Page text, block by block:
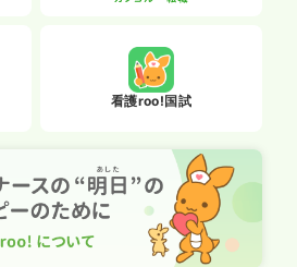
看護roo!国試